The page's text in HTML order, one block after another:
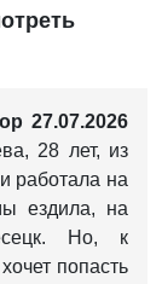
27.07.2026
28 лет, из
работала на
ездила, на
Но, к
попасть